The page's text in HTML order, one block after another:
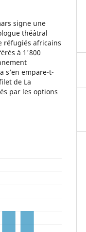
signe une
théâtral
réfugiés africains
à 1'800
s’en empare-t-
de La
par les options